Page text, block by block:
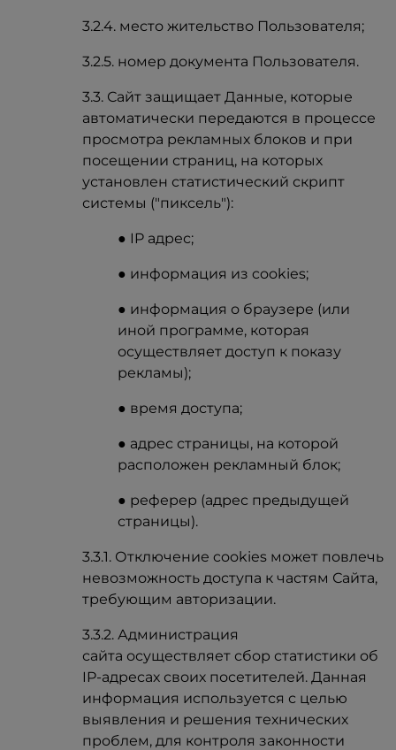
3.2.4. место жительство Пользователя;
3.2.5. номер документа Пользователя.
3.3. Сайт защищает Данные, которые
автоматически передаются в процессе
просмотра рекламных блоков и при
посещении страниц, на которых
установлен статистический скрипт
системы ("пиксель"):
● IP адрес;
● информация из cookies;
● информация о браузере (или
иной программе, которая
осуществляет доступ к показу
рекламы);
● время доступа;
● адрес страницы, на которой
расположен рекламный блок;
● реферер (адрес предыдущей
страницы).
3.3.1. Отключение cookies может повлечь
невозможность доступа к частям Сайта,
требующим авторизации.
3.3.2. Администрация
сайта осуществляет сбор статистики об
IP-адресах своих посетителей. Данная
информация используется с целью
выявления и решения технических
проблем, для контроля законности